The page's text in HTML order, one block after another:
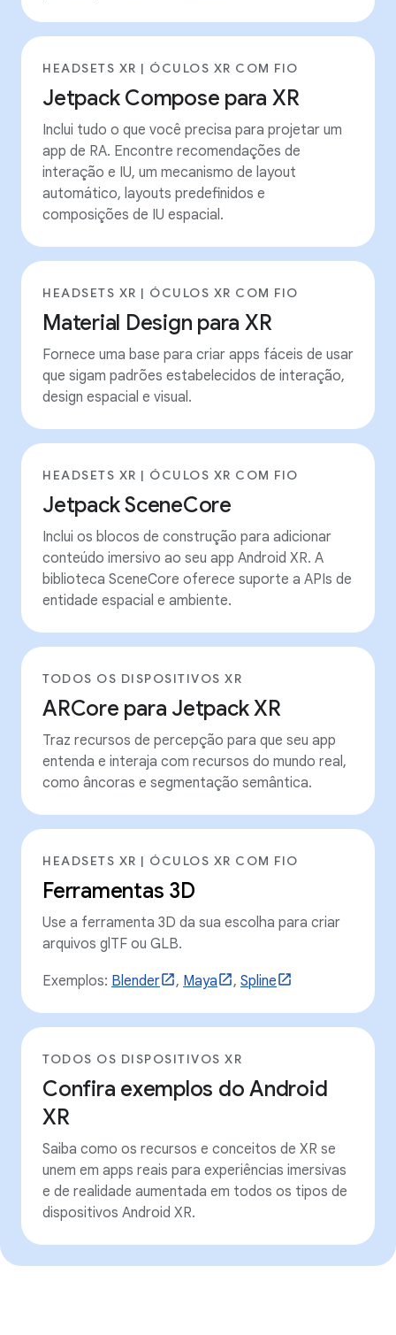
HEADSETS XR | ÓCULOS XR COM FIO
Jetpack Compose para XR
Inclui tudo o que você precisa para projetar um
app de RA. Encontre recomendações de
interação e IU, um mecanismo de layout
automático, layouts predefinidos e
composições de IU espacial.
HEADSETS XR | ÓCULOS XR COM FIO
Material Design para XR
Fornece uma base para criar apps fáceis de usar
que sigam padrões estabelecidos de interação,
design espacial e visual.
HEADSETS XR | ÓCULOS XR COM FIO
Jetpack SceneCore
Inclui os blocos de construção para adicionar
conteúdo imersivo ao seu app Android XR. A
biblioteca SceneCore oferece suporte a APIs de
entidade espacial e ambiente.
TODOS OS DISPOSITIVOS XR
ARCore para Jetpack XR
Traz recursos de percepção para que seu app
entenda e interaja com recursos do mundo real,
como âncoras e segmentação semântica.
HEADSETS XR | ÓCULOS XR COM FIO
Ferramentas 3D
Use a ferramenta 3D da sua escolha para criar
arquivos glTF ou GLB.
Exemplos: Blender , Maya , Spline
TODOS OS DISPOSITIVOS XR
Confira exemplos do Android
XR
Saiba como os recursos e conceitos de XR se
unem em apps reais para experiências imersivas
e de realidade aumentada em todos os tipos de
dispositivos Android XR.